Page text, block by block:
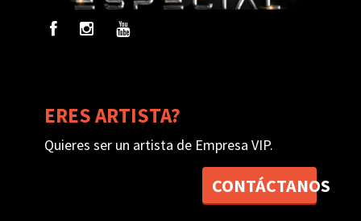
ERES ARTISTA?
Quieres ser un artista de Empresa VIP.
CONTÁCTANOS